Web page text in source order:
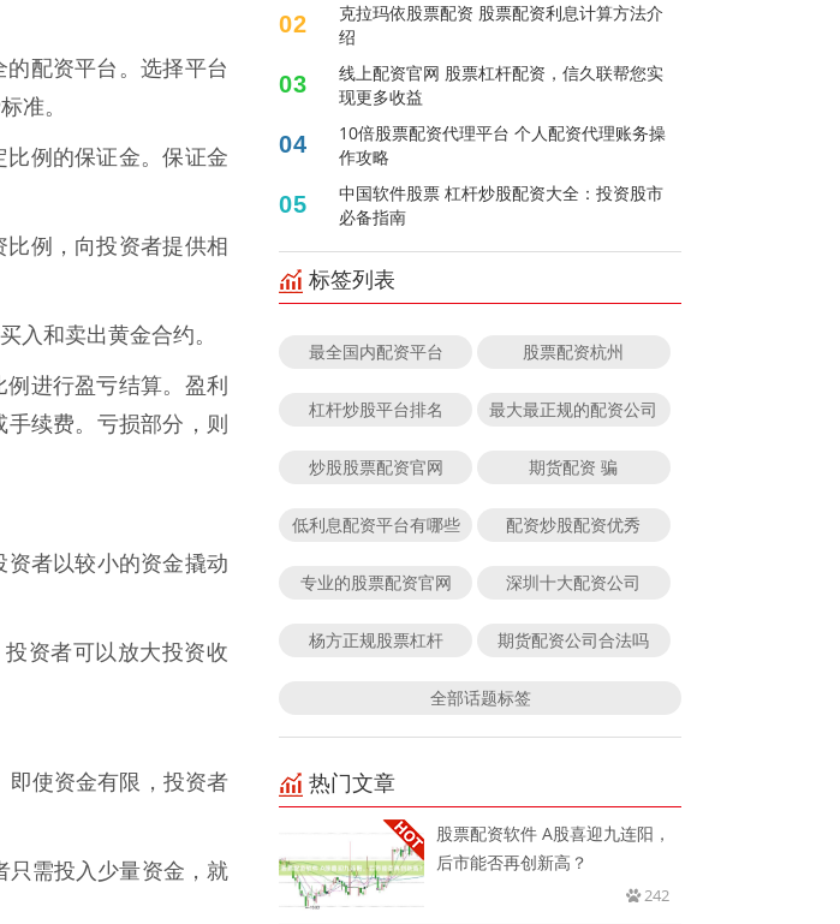
配资平台。选择平台
准。
例的保证金。保证金
例，向投资者提供相
入和卖出黄金合约。
进行盈亏结算。盈利
续费。亏损部分，则
者以较小的资金撬动
资者可以放大投资收
使资金有限，投资者
需投入少量资金，就
02
克拉玛依股票配资 股票配资利息计算方法介
绍
03
线上配资官网 股票杠杆配资，信久联帮您实
现更多收益
04
10倍股票配资代理平台 个人配资代理账务操
作攻略
05
中国软件股票 杠杆炒股配资大全：投资股市
必备指南
标签列表
最全国内配资平台 股票配资杭州
杠杆炒股平台排名 最大最正规的配资公司
炒股股票配资官网 期货配资 骗
低利息配资平台有哪些 配资炒股配资优秀
专业的股票配资官网 深圳十大配资公司
杨方正规股票杠杆 期货配资公司合法吗
全部话题标签
热门文章
股票配资软件 A股喜迎九连阳，
后市能否再创新高？
242